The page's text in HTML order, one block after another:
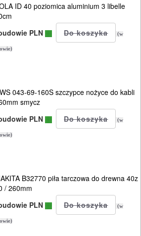
ID 40 poziomica aluminium 3 libelle
PLN
(w
043-69-160S szczypce nożyce do kabli
smycz
PLN
(w
B32770 piła tarczowa do drewna 40z
/ 260mm
PLN
(w